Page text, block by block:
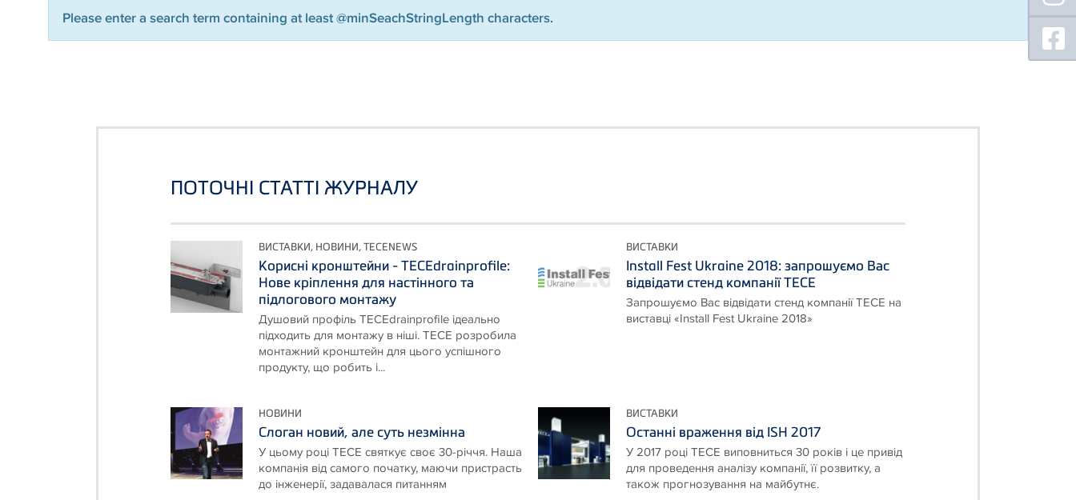
Please enter a search term containing at least @minSeachStringLength characters.
ПОТОЧНІ СТАТТІ ЖУРНАЛУ
ВИСТАВКИ, НОВИНИ, TECENEWS
Корисні кронштейни - TECEdrainprofile:
Нове кріплення для настінного та
підлогового монтажу
Душовий профіль TECEdrainprofile ідеально
підходить для монтажу в ніші. TECE розробила
монтажний кронштейн для цього успішного
продукту, що робить і...
ВИСТАВКИ
Install Fest Ukraine 2018: запрошуємо Вас
відвідати стенд компанії ТЕСЕ
Запрошуємо Вас відвідати стенд компанії ТЕСЕ на
виставці «Install Fest Ukraine 2018»
НОВИНИ
Слоган новий, але суть незмінна
У цьому році ТЕСЕ святкує своє 30-річчя. Наша
компанія від самого початку, маючи пристрасть
до інженерії, задавалася питанням
ВИСТАВКИ
Останні враження від ISH 2017
У 2017 році ТЕСЕ виповниться 30 років і це привід
для проведення аналізу компанії, її розвитку, а
також прогнозування на майбутнє.